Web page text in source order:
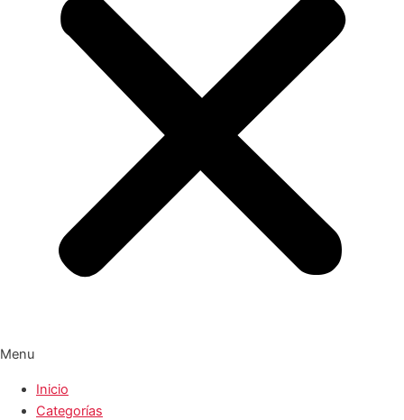
Menu
Inicio
Categorías